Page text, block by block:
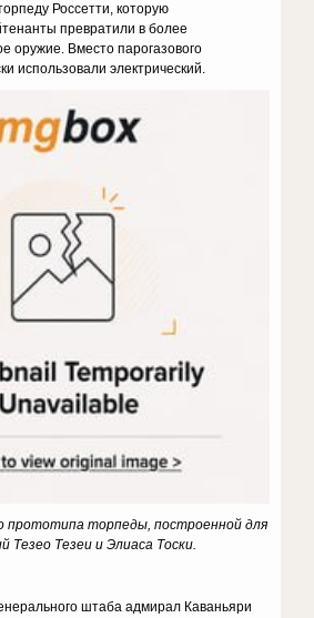
Россетти, которую
превратили в более
оружие. Вме­сто парогазового
использовали электрический.
прототипа торпеды, построенной для
Тезео Тезеи и Элиаса Тоски.
штаба адмирал Каваньяри